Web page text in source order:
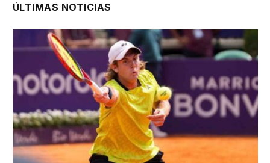
ÚLTIMAS NOTICIAS